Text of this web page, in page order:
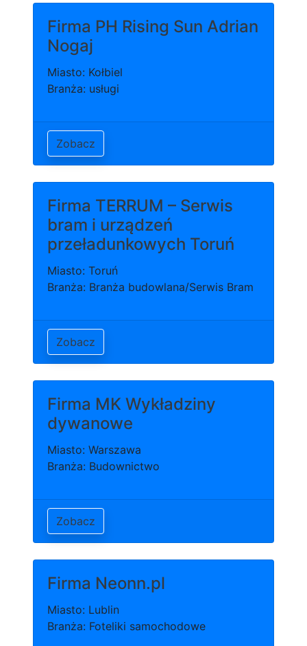
Firma PH Rising Sun Adrian
Nogaj
Miasto: Kołbiel
Branża: usługi
Zobacz
Firma TERRUM – Serwis
bram i urządzeń
przeładunkowych Toruń
Miasto: Toruń
Branża: Branża budowlana/Serwis Bram
Zobacz
Firma MK Wykładziny
dywanowe
Miasto: Warszawa
Branża: Budownictwo
Zobacz
Firma Neonn.pl
Miasto: Lublin
Branża: Foteliki samochodowe